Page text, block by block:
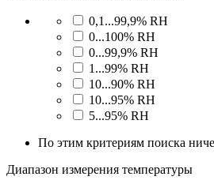
0,1...99,9% RH
0...100% RH
0...99,9% RH
1...99% RH
10...90% RH
10...95% RH
5...95% RH
По этим критериям поиска
Диапазон измерения температуры